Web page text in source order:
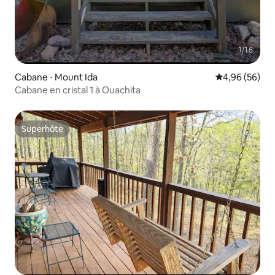
Cabane ⋅ Mount Ida Évaluation
4,96 (56)
Cabane en cristal 1 à Ouachita
Superhôte
Superhôte